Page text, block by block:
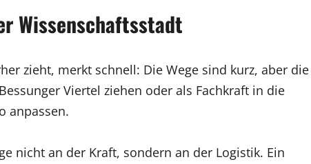
Wissenschaftsstadt
zieht, merkt schnell: Die Wege sind kurz, aber die
Viertel ziehen oder als Fachkraft in die
anpassen.
nicht an der Kraft, sondern an der Logistik. Ein